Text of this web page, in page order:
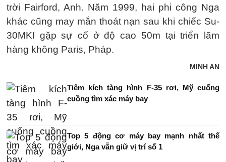
trời Fairford, Anh. Năm 1999, hai phi công Nga
khác cũng may mắn thoát nạn sau khi chiếc Su-
30MKI gặp sự cố ở độ cao 50m tại triển lãm
hàng không Paris, Pháp.
MINH AN
Tiêm kích tàng hình F-35 rơi, Mỹ cuống
cuồng tìm xác máy bay
Top 5 động cơ máy bay mạnh nhất thế
giới, Nga vẫn giữ vị trí số 1